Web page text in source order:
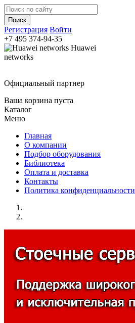
Регистрация Войти
+7 495 374-94-35
Huawei
networks
Официальный партнер
Ваша корзина пуста
Каталог
Меню
Главная
О компании
Подбор оборудования
Библиотека
Оплата и доставка
Контакты
Политика конфиденциальности